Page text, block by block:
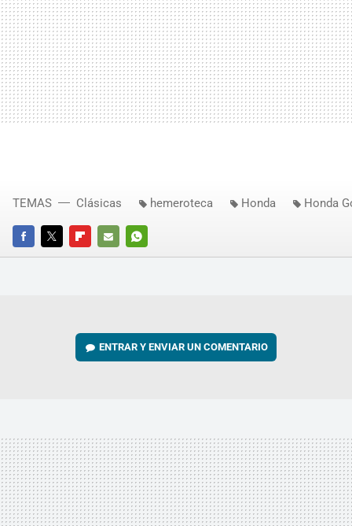
FACEBOOKTWITTERFLIPBOARD
E-
WHATSAPP
TEMAS Clásicas hemeroteca Honda Honda
ENTRAR Y ENVIAR UN COMENTARIO